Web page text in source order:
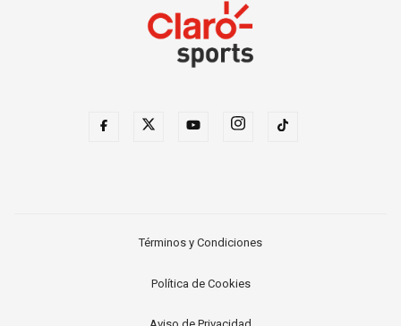
Términos y Condiciones
Política de Cookies